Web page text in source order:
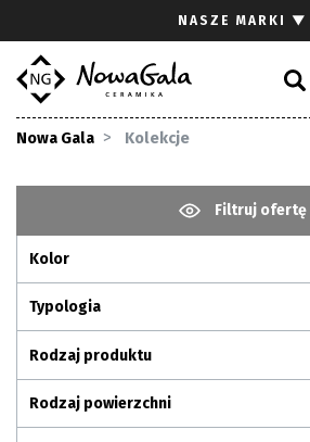
NASZE MARKI ▼
Nowa Gala Kolekcje
Filtruj ofertę
Kolor
Typologia
Rodzaj produktu
Rodzaj powierzchni
Gdzie
Pliki do
Pytania
Kariera
Kontakt